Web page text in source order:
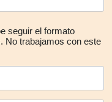
seguir el formato
No trabajamos con este